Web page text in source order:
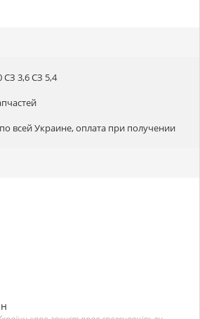
СЗ 3,6 СЗ 5,4
всей Украине, оплата при получении